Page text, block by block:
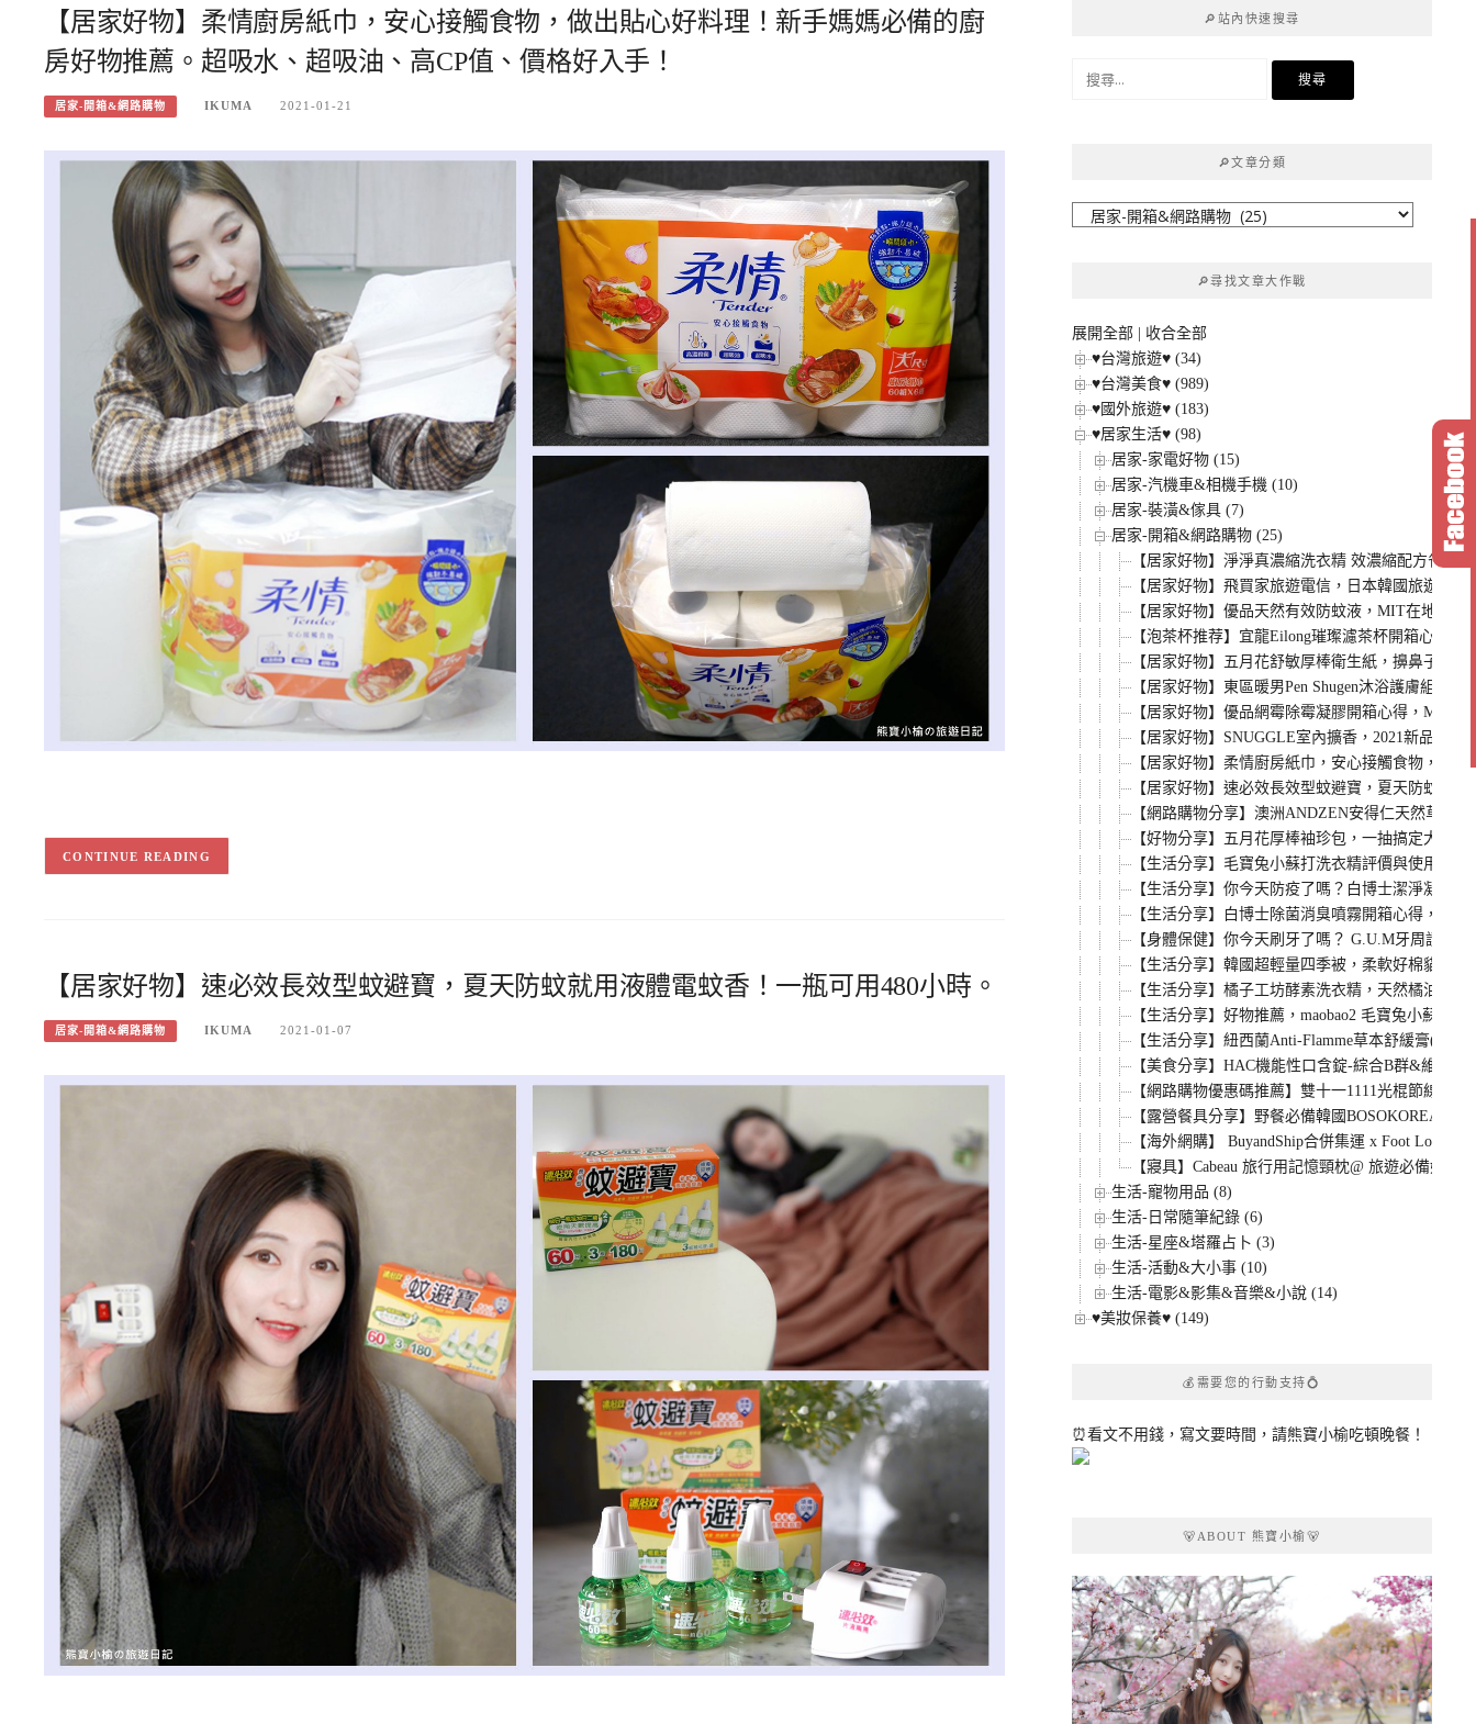
【居家好物】柔情廚房紙巾，安心接觸食物，做出貼心好料理！新手媽媽必備的廚
房好物推薦。超吸水、超吸油、高CP值、價格好入手！
居家-開箱&網路購物 IKUMA 2021-01-21
CONTINUE READING
【居家好物】速必效長效型蚊避寶，夏天防蚊就用液體電蚊香！一瓶可用480小時。
居家-開箱&網路購物 IKUMA 2021-01-07
🔎站內快速搜尋
🔎文章分類
🔎尋找文章大作戰
展開全部
收合全部
♥台灣旅遊♥ (34)
♥台灣美食♥ (989)
♥國外旅遊♥ (183)
♥居家生活♥ (98)
居家-家電好物 (15)
居家-汽機車&相機手機 (10)
居家-裝潢&傢具 (7)
居家-開箱&網路購物 (25)
【居家好物】淨淨真濃縮洗衣精 效濃縮配方省量
【居家好物】飛買家旅遊電信，日本韓國旅遊，
【居家好物】優品天然有效防蚊液，MIT在地品牌
【泡茶杯推荐】宜龍Eilong璀璨濾茶杯開箱心得
【居家好物】五月花舒敏厚棒衛生紙，擤鼻子、
【居家好物】東區暖男Pen Shugen沐浴護膚組，
【居家好物】優品網霉除霉凝膠開箱心得，MIT
【居家好物】SNUGGLE室內擴香，2021新品愉
【居家好物】柔情廚房紙巾，安心接觸食物，做
【居家好物】速必效長效型蚊避寶，夏天防蚊就用
【網路購物分享】澳洲ANDZEN安得仁天然草本
【好物分享】五月花厚棒袖珍包，一抽搞定大小
【生活分享】毛寶兔小蘇打洗衣精評價與使用心
【生活分享】你今天防疫了嗎？白博士潔淨凝露(
【生活分享】白博士除菌消臭噴霧開箱心得，鼠
【身體保健】你今天刷牙了嗎？ G.U.M牙周護理
【生活分享】韓國超輕量四季被，柔軟好棉貓咪
【生活分享】橘子工坊酵素洗衣精，天然橘油潔
【生活分享】好物推薦，maobao2 毛寶兔小蘇打
【生活分享】紐西蘭Anti-Flamme草本舒緩膏(經
【美食分享】HAC機能性口含錠-綜合B群&維生
【網路購物優惠碼推薦】雙十一1111光棍節線上
【露營餐具分享】野餐必備韓國BOSOKOREA攜
【海外網購】 BuyandShip合併集運 x Foot
【寢具】Cabeau 旅行用記憶頸枕@ 旅遊必備好物.
生活-寵物用品 (8)
生活-日常隨筆紀錄 (6)
生活-星座&塔羅占卜 (3)
生活-活動&大小事 (10)
生活-電影&影集&音樂&小說 (14)
♥美妝保養♥ (149)
💰需要您的行動支持💍
⏰看文不用錢，寫文要時間，請熊寶小榆吃頓晚餐！
🐻ABOUT 熊寶小榆🐻